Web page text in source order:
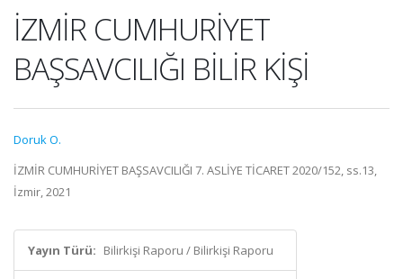
İZMİR CUMHURİYET
BAŞSAVCILIĞI BİLİR KİŞİ
Doruk O.
İZMİR CUMHURİYET BAŞSAVCILIĞI 7. ASLİYE TİCARET 2020/152, ss.13,
İzmir, 2021
Yayın Türü: Bilirkişi Raporu / Bilirkişi Raporu